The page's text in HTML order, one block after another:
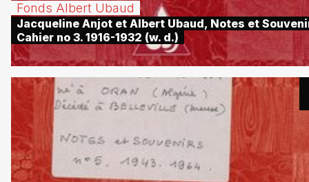
Fonds Albert Ubaud
Jacqueline Anjot et Albert Ubaud, Notes et
Cahier no 3. 1916-1932 (w. d.)